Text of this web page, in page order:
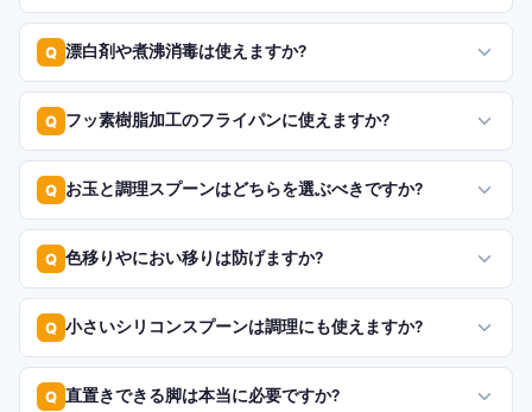
Q 漂白剤や煮沸消毒は使えますか?
Q フッ素樹脂加工のフライパンに使えますか?
Q お玉と調理スプーンはどちらを選ぶべきですか?
Q 色移りやにおい移りは防げますか?
Q 小さいシリコンスプーンは調理にも使えますか?
Q 直置きできる脚は本当に必要ですか?